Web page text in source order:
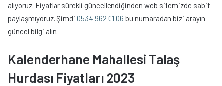
alıyoruz. Fiyatlar sürekli güncellendiğinden web sitemizde sabit
paylaşmıyoruz. Şimdi 0534 962 01 06 bu numaradan bizi arayın
güncel bilgi alın.
Kalenderhane Mahallesi Talaş
Hurdası Fiyatları 2023